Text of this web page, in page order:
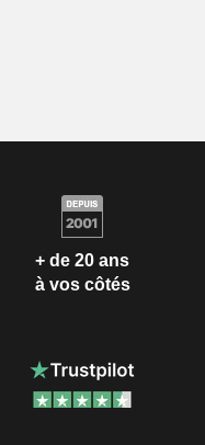
+ de 20 ans
à vos côtés